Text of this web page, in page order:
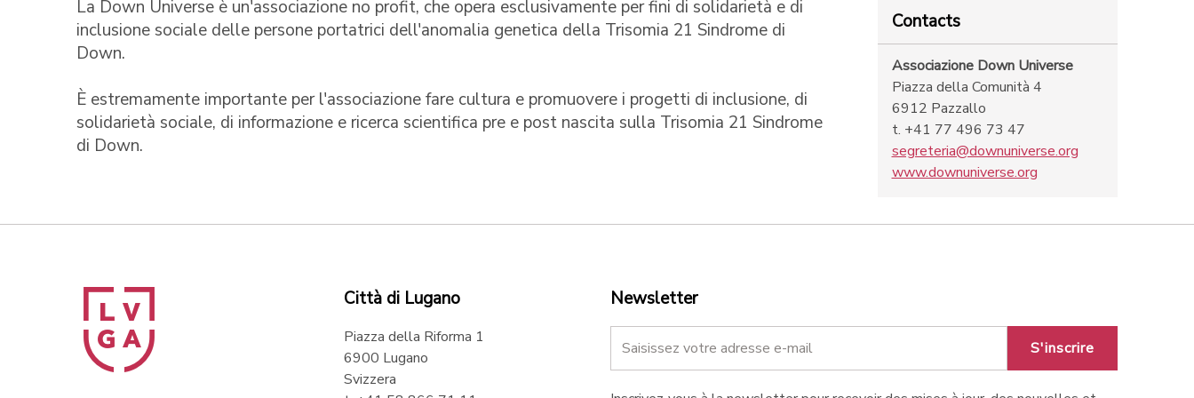
La Down Universe è un'associazione no profit, che opera esclusivamente per fini di solidarietà e di
inclusione sociale delle persone portatrici dell'anomalia genetica della Trisomia 21 Sindrome di
Down.
È estremamente importante per l'associazione fare cultura e promuovere i progetti di inclusione, di
solidarietà sociale, di informazione e ricerca scientifica pre e post nascita sulla Trisomia 21 Sindrome
di Down.
Contacts
Associazione Down Universe
Piazza della Comunità 4
6912 Pazzallo
t. +41 77 496 73 47
segreteria@downuniverse.org
www.downuniverse.org
Città di Lugano
Piazza della Riforma 1
6900 Lugano
Svizzera
Newsletter
S'inscrire